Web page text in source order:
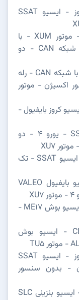
پژو پارس و 405 - دوگانه سوز - ایسیو SSAT
پژو پارس ELX - ایسیو کروز - موتور XUM - با
سخنگو - ایموبلایزر CIM - با شبکه CAN - دو
پژو پارس و 405 - ایسیو کروز - با شبکه CAN - رله
4 - دو سنسور اکسیژن - موتور
- ایسیو کروز بایفیول -
پژو پارس و 405 - ایسیو SSAT - یورو 4 - دو
پژو پارس - سیستم برق CEC - ایسیو SSAT - تک
پژو پارس - دوگانه سوز - ایسیو بایفیول VALEO
پژو پارس - سیستم برق CEC - ایسیو بوش ME17 -
پژو پارس - سیستم برق CEC - ایسیو بوش
پژو پارس و 405 - دوگانه سوز - ایسیو SSAT
- بدون سنسور
پژو پارس و 405 - دوگانه سوز - ایسیو بنزینی SLC